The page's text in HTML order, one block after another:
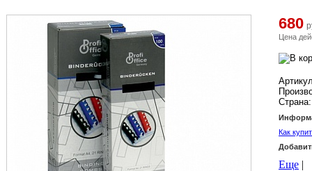
680
Цена
Страна:
Как
Еще |